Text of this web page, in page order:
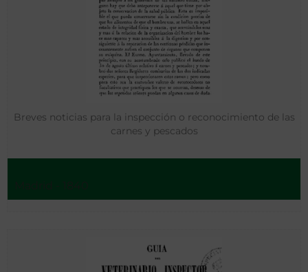
Breves noticias para la inspección o reconocimiento de las
carnes y pescados